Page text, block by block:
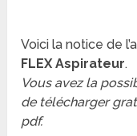
Voici la notice de
FLEX Aspirateur.
Vous avez la
de télécharger
pdf.